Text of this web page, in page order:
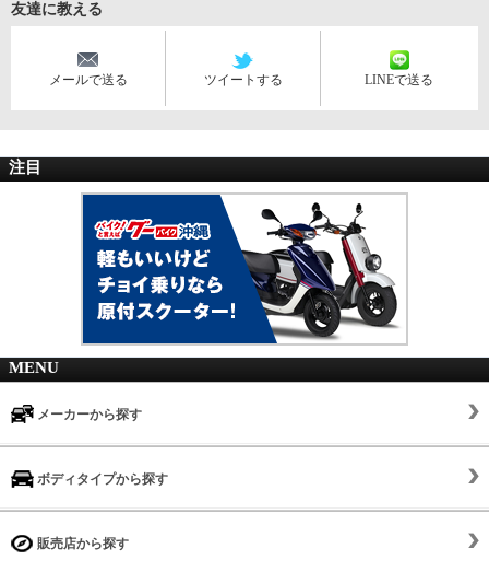
友達に教える
メールで送る ツイートする LINEで送る
注目
MENU
メーカーから探す
ボディタイプから探す
販売店から探す